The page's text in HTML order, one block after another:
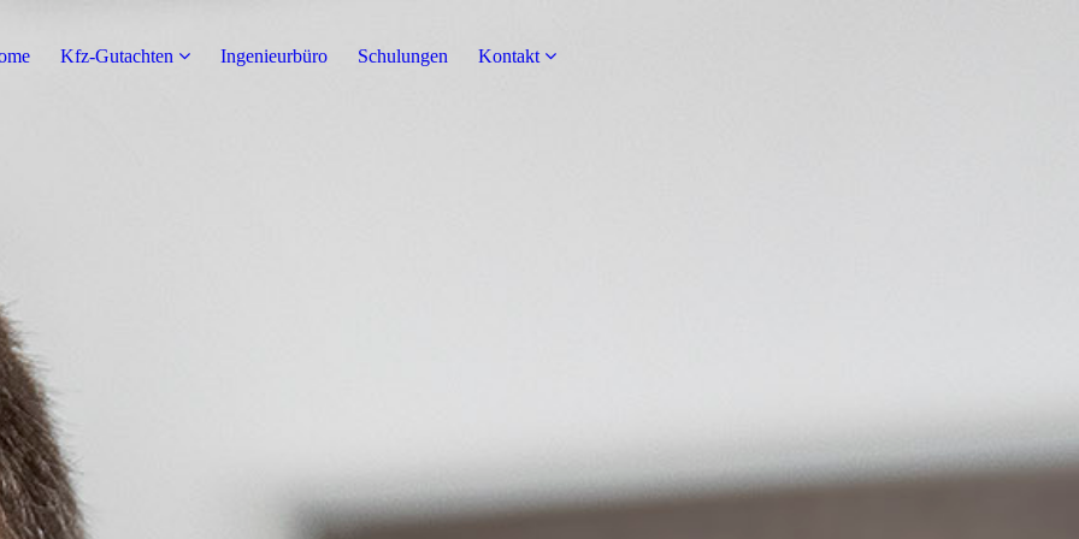
Kfz-Gutachten Ingenieurbüro Schulungen Kontakt